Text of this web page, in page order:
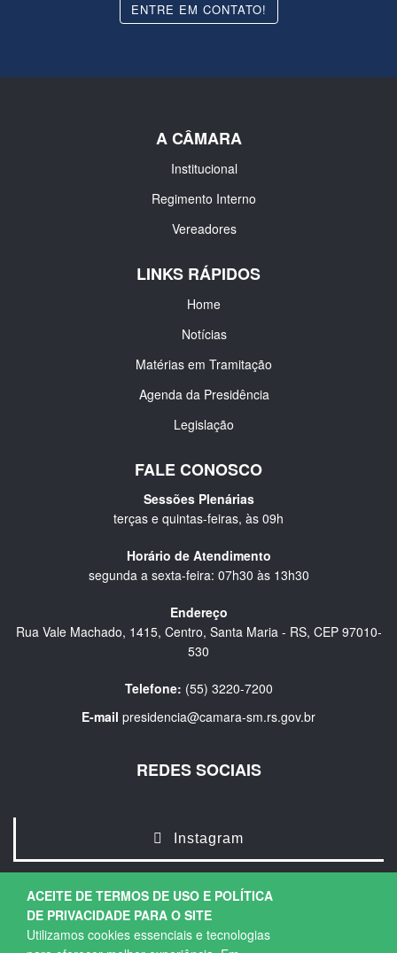
ACEITE DE TERMOS DE USO E POLÍTICA
DE PRIVACIDADE PARA O SITE
Utilizamos cookies essenciais e tecnologias
ENTRE EM CONTATO!
A CÂMARA
Institucional
Regimento Interno
Vereadores
LINKS RÁPIDOS
Home
Notícias
Matérias em Tramitação
Agenda da Presidência
Legislação
FALE CONOSCO
Sessões Plenárias
terças e quintas-feiras, às 09h
Horário de Atendimento
segunda a sexta-feira: 07h30 às 13h30
Endereço
Rua Vale Machado, 1415, Centro, Santa Maria - RS, CEP 97010-
530
Telefone: (55) 3220-7200
E-mail presidencia@camara-sm.rs.gov.br
REDES SOCIAIS
Instagram